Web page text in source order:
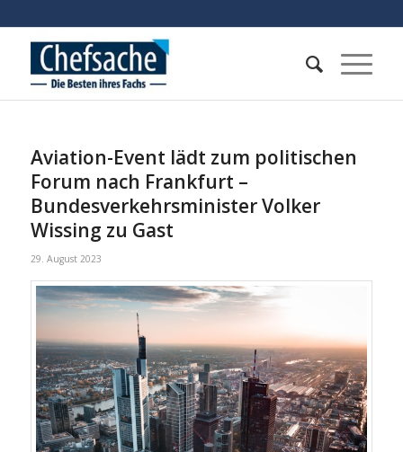
Aviation-Event lädt zum politischen
Forum nach Frankfurt –
Bundesverkehrsminister Volker
Wissing zu Gast
29. August 2023